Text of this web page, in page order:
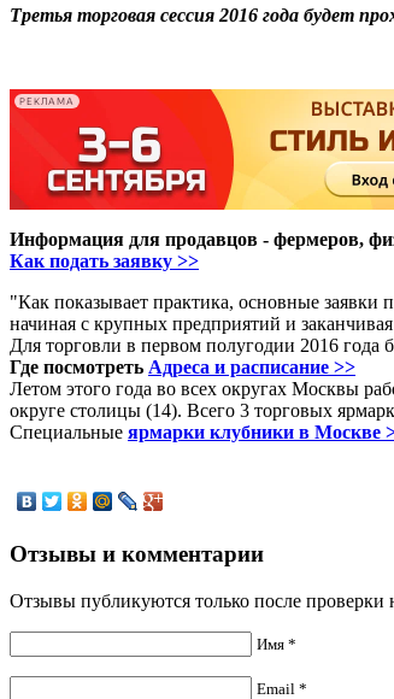
Третья торговая сессия 2016 года будет
РЕКЛАМА
Информация для продавцов - фермеров,
Как подать заявку >>
"Как показывает практика, основные
начиная с крупных предприятий и
Для торговли в первом полугодии 2016
Где посмотреть Адреса и расписание >>
Летом этого года во всех округах Москвы
округе столицы (14). Всего 3 торговых
Специальные ярмарки клубники в Москве
Отзывы и комментарии
Отзывы публикуются только после проверки
Имя *
Email *